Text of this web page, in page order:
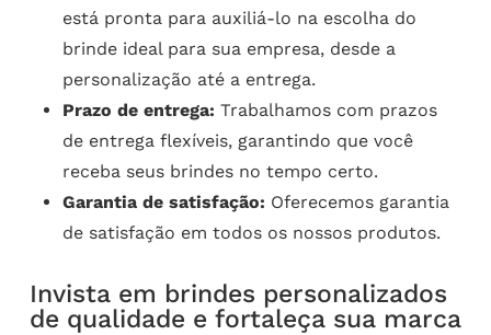
está pronta para auxiliá-lo na escolha do
brinde ideal para sua empresa, desde a
personalização até a entrega.
Prazo de entrega: Trabalhamos com prazos
de entrega flexíveis, garantindo que você
receba seus brindes no tempo certo.
Garantia de satisfação: Oferecemos garantia
de satisfação em todos os nossos produtos.
Invista em brindes personalizados
de qualidade e fortaleça sua marca